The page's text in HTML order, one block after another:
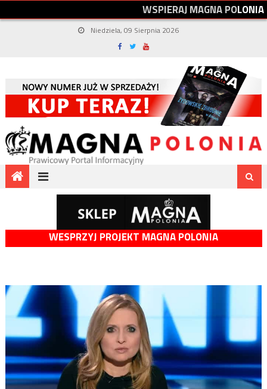
WSPIERAJMAGNAPOLONIA
Niedziela, 09 Sierpnia 2026
WESPRZYJ PROJEKT MAGNA POLONIA